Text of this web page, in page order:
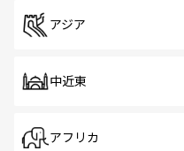
アジア
中近東
アフリカ